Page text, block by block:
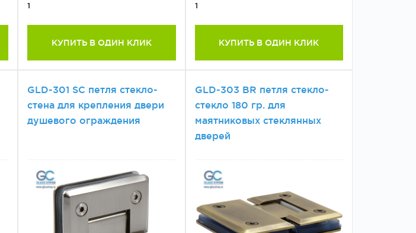
1
КУПИТЬ В ОДИН КЛИК
1
КУПИТЬ В ОДИН КЛИК
GLD-301 SС петля стекло-
стена для крепления двери
душевого ограждения
GLD-303 BR петля стекло-
стекло 180 гр. для
маятниковых стеклянных
дверей